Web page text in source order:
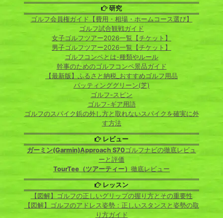
研究
ゴルフ会員権ガイド【費用・相場・ホームコース選び】
ゴルフ試合観戦ガイド
女子ゴルフツアー2026一覧【チケット】
男子ゴルフツアー2026一覧【チケット】
ゴルフコンペとは-種類やルール
幹事のためのゴルフコンペ景品ガイド
【最新版】ふるさと納税_おすすめゴルフ用品
パッティンググリーン(芝)
ゴルフ-スピン
ゴルフ-ギア用語
ゴルフのスパイク鋲の外し方と取れないスパイクを確実に外
す方法
レビュー
ガーミン(Garmin)Approach S70ゴルフナビの徹底レビュ
ーと評価
TourTee（ツアーティー） 徹底レビュー
レッスン
【図解】ゴルフの正しいグリップの握り方とその重要性
【図解】ゴルフのアドレス姿勢：正しいスタンスと姿勢の取
り方ガイド